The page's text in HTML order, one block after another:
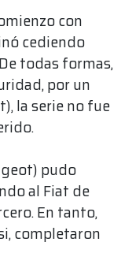
con
cediendo
todas formas,
por un
la serie no fue
pudo
al Fiat de
En tanto,
completaron